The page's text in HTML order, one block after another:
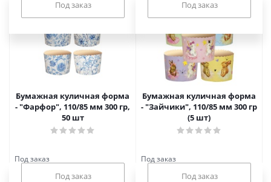
Под заказ Под заказ
Бумажная куличная форма
- "Фарфор", 110/85 мм 300 гр,
50 шт
Под заказ
Бумажная куличная форма
- "Зайчики", 110/85 мм 300 гр
(5 шт)
Под заказ